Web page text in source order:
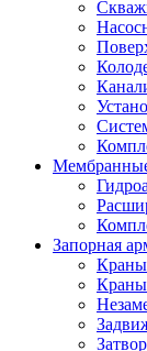
Запорная
Краны